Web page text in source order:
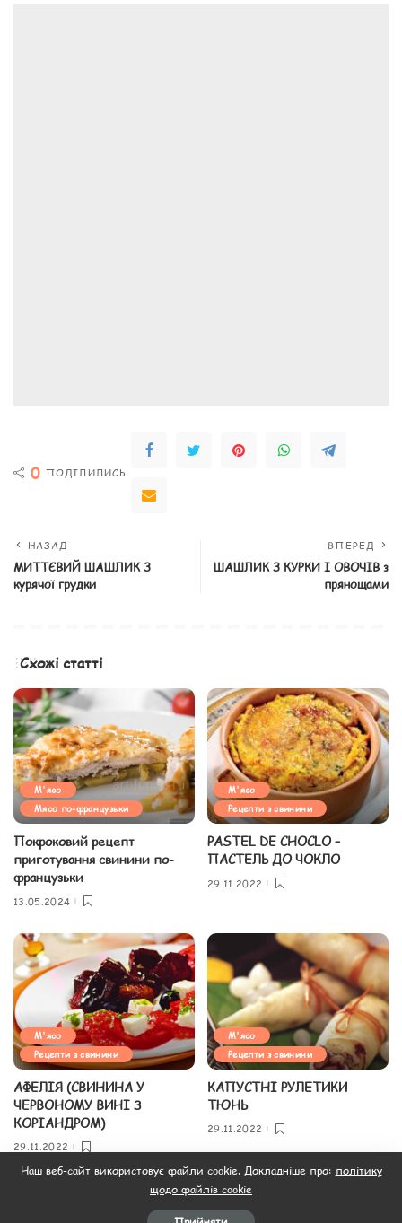
0 ПОДІЛИЛИСЬ
НАЗАД
МИТТЄВИЙ ШАШЛИК З
курячої грудки
ВПЕРЕД
ШАШЛИК З КУРКИ І ОВОЧІВ з
прянощами
Схожі статті
М'ясо
Мясо по-французьки
Покроковий рецепт
приготування свинини по-
французьки
13.05.2024
М'ясо
Рецепти з свинини
PASTEL DE CHOCLO –
ПАСТЕЛЬ ДО ЧОКЛО
29.11.2022
М'ясо
Рецепти з свинини
АФЕЛІЯ (СВИНИНА У
ЧЕРВОНОМУ ВИНІ З
КОРІАНДРОМ)
29.11.2022
М'ясо
Рецепти з свинини
КАПУСТНІ РУЛЕТИКИ
ТЮНЬ
29.11.2022
Завантажити ще
Наш веб-сайт використовує файли cookie. Докладніше про: політику
щодо файлів cookie